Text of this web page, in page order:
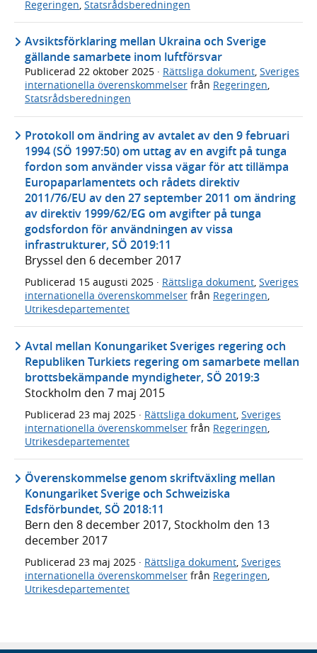
Regeringen Statsrådsberedningen
Avsiktsförklaring mellan Ukraina och Sverige
gällande samarbete inom luftförsvar
Publicerad 22 oktober 2025 · Rättsliga dokument, Sveriges
internationella överenskommelser från Regeringen,
Statsrådsberedningen
Protokoll om ändring av avtalet av den 9 februari
1994 (SÖ 1997:50) om uttag av en avgift på tunga
fordon som använder vissa vägar för att tillämpa
Europaparlamentets och rådets direktiv
2011/76/EU av den 27 september 2011 om ändring
av direktiv 1999/62/EG om avgifter på tunga
godsfordon för användningen av vissa
infrastrukturer, SÖ 2019:11
Bryssel den 6 december 2017
Publicerad 15 augusti 2025 · Rättsliga dokument, Sveriges
internationella överenskommelser från Regeringen,
Utrikesdepartementet
Avtal mellan Konungariket Sveriges regering och
Republiken Turkiets regering om samarbete mellan
brottsbekämpande myndigheter, SÖ 2019:3
Stockholm den 7 maj 2015
Publicerad 23 maj 2025 · Rättsliga dokument Sveriges
internationella överenskommelser från Regeringen
Utrikesdepartementet
Överenskommelse genom skriftväxling mellan
Konungariket Sverige och Schweiziska
Edsförbundet, SÖ 2018:11
Bern den 8 december 2017, Stockholm den 13
december 2017
Publicerad 23 maj 2025 · Rättsliga dokument, Sveriges
internationella överenskommelser från Regeringen,
Utrikesdepartementet